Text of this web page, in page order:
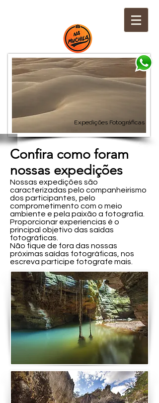
Expedições Fotográficas
Confira como foram
nossas expedições
Nossas expedições são
caracterizadas pelo companheirismo
dos participantes, pelo
comprometimento com o meio
ambiente e pela paixão a fotografia.
Proporcionar experiencias é o
principal objetivo das saídas
fotográficas.
Não fique de fora das nossas
próximas saídas fotográficas, nos
escreva participe fotografe mais.